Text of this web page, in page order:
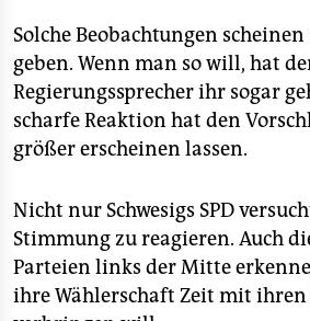
Solche Beobachtungen scheinen
geben. Wenn man so will, hat
Regierungssprecher ihr sogar
scharfe Reaktion hat den
größer erscheinen lassen.
Nicht nur Schwesigs SPD
Stimmung zu reagieren. Auch
Parteien links der Mitte
ihre Wählerschaft Zeit mit